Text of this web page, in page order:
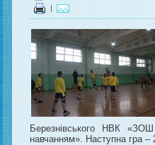
Березнівського НВК
навчанням». Наступна гра –